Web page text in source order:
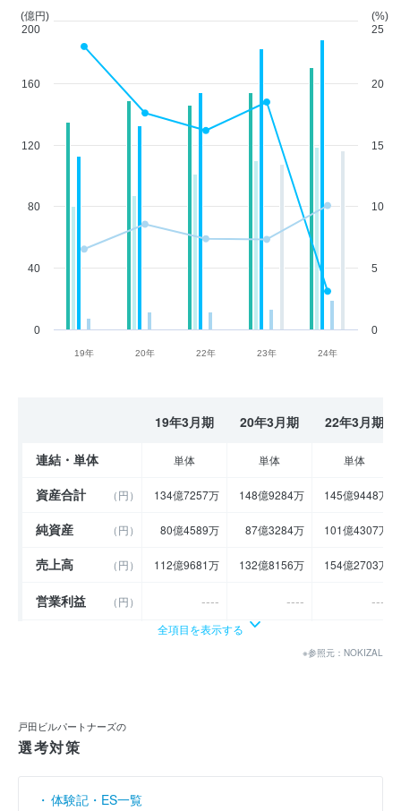
19年 20年 22年 23年 24年
0
40
80
120
160
(億円)
200
0
5
10
15
20
(%)
25
19年3月期 20年3月期 22年3月期
連結・単体 単体 単体 単体
資産合計 （円） 134億7257万 148億9284万 145億9448万
純資産 （円） 80億4589万 87億3284万 101億4307万
売上高 （円） 112億9681万 132億8156万 154億2703万
営業利益 （円） ---- ----
----
7億3660万
売上伸び率
営業利益率 ---- ----
----
全項目を表示する
※参照元：NOKIZAL
戸田ビルパートナーズの
選考対策
体験記・ES一覧